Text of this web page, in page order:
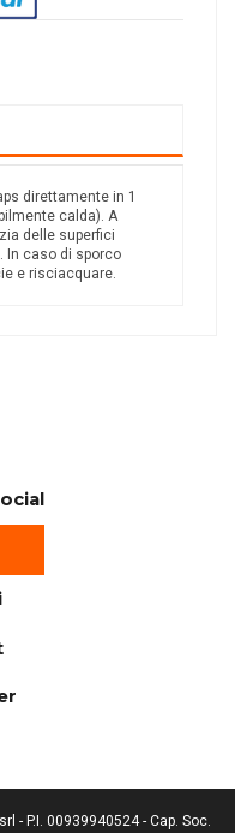
direttamente in 1
calda). A
delle superfici
In caso di sporco
e risciacquare.
- P.I. 00939940524 - Cap. Soc.